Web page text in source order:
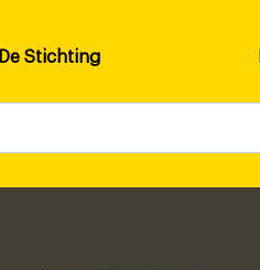
De Stichting